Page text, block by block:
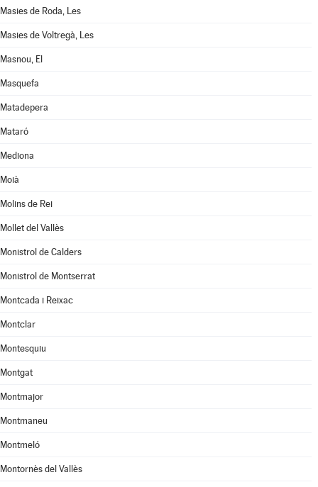
Masies de Roda, Les
Masies de Voltregà, Les
Masnou, El
Masquefa
Matadepera
Mataró
Mediona
Moià
Molins de Rei
Mollet del Vallès
Monistrol de Calders
Monistrol de Montserrat
Montcada i Reixac
Montclar
Montesquiu
Montgat
Montmajor
Montmaneu
Montmeló
Montornès del Vallès